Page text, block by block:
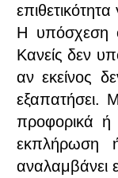
Η υπόσχεση
Κανείς δεν
αν εκείνος
εξαπατήσει.
προφορικά
εκπλήρωση
αναλαμβάνει